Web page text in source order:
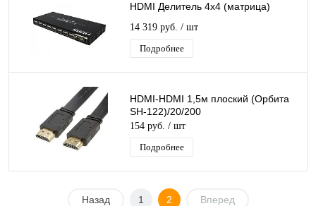
HDMI Делитель 4х4 (матрица)
14 319 руб. / шт
Подробнее
HDMI-HDMI 1,5м плоский (Орбита
SH-122)/20/200
154 руб. / шт
Подробнее
Назад 1 2 Вперед